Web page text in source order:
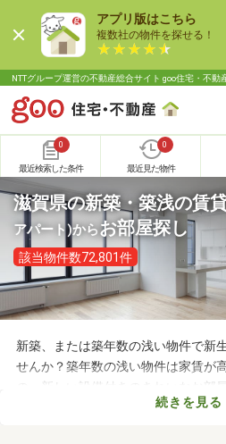
アプリ版はこちら
複数社の物件を探せる！
NTTグループ運営の不動産総合サイト goo住宅・不動
0
最近検索した条件
0
最近見た物件
滋賀県の新築・築浅の賃
アパート)からお部屋探し
該当物件数72,801件
新築、または築年数の浅い物件で新
せんか？築年数の浅い物件は家賃が
の、新しい設備付きのきれいなお部
力。なかには家賃を抑えた物件もあ
続きを見る